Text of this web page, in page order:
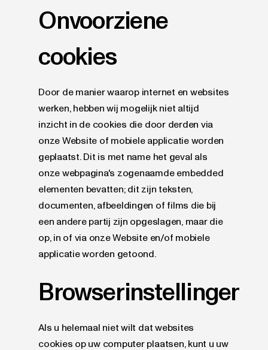
Onvoorziene
cookies
Door de manier waarop internet en websites
werken, hebben wij mogelijk niet altijd
inzicht in de cookies die door derden via
onze Website of mobiele applicatie worden
geplaatst. Dit is met name het geval als
onze webpagina's zogenaamde embedded
elementen bevatten; dit zijn teksten,
documenten, afbeeldingen of films die bij
een andere partij zijn opgeslagen, maar die
op, in of via onze Website en/of mobiele
applicatie worden getoond.
Browserinstellingen
Als u helemaal niet wilt dat websites
cookies op uw computer plaatsen, kunt u uw